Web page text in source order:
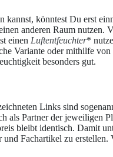
könntest Du erst
anderen Raum nutzen.
einen Luftentfeuchter*
Variante oder mithilfe
besonders gut.
Links sind
als Partner der jeweiligen
bleibt identisch. Damit
und Fachartikel zu erstellen.